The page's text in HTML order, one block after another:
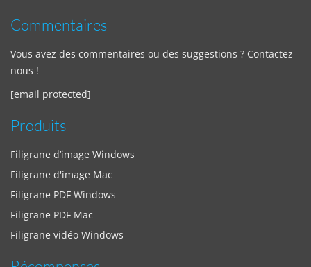
Commentaires
Vous avez des commentaires ou des suggestions ? Contactez-
nous !
[email protected]
Produits
Filigrane d’image Windows
Filigrane d'image Mac
Filigrane PDF Windows
Filigrane PDF Mac
Filigrane vidéo Windows